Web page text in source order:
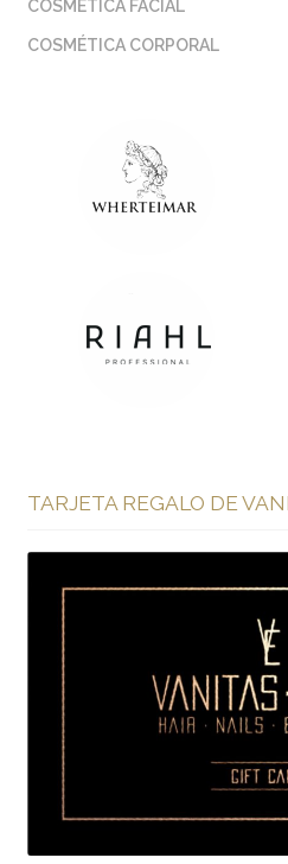
COSMÉTICA FACIAL
COSMÉTICA CORPORAL
TARJETA REGALO DE